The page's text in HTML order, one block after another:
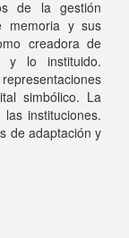
de la gestión
memoria y sus
creadora de
y lo instituido.
simbólico. La
instituciones.
de adaptación y